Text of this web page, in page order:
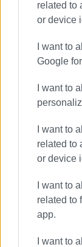
related to
or device
I want to
Google
I want to
I want to
related to
or device
I want to
related to
app.
I want to